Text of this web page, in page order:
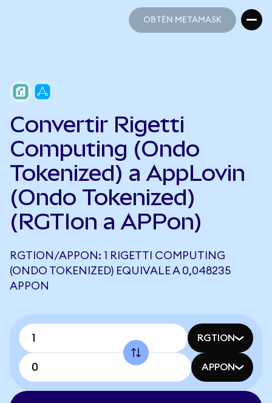
OBTÉN METAMASK
Convertir Rigetti
Computing (Ondo
Tokenized) a AppLovin
(Ondo Tokenized)
(RGTIon a APPon)
RGTION/APPON: 1 RIGETTI COMPUTING
(ONDO TOKENIZED) EQUIVALE A 0,048235
APPON
RGTION
APPON